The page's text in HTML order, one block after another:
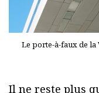
Le porte-à-faux de
Il ne reste plus